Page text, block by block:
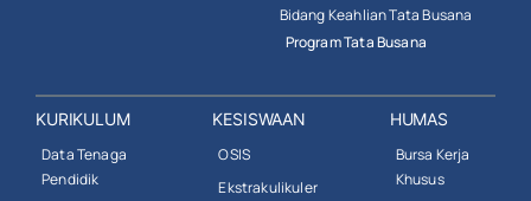
Bidang Keahlian Tata Busana
Program Tata Busana
KURIKULUM
Data Tenaga
Pendidik
KESISWAAN
OSIS
Ekstrakulikuler
HUMAS
Bursa Kerja
Khusus